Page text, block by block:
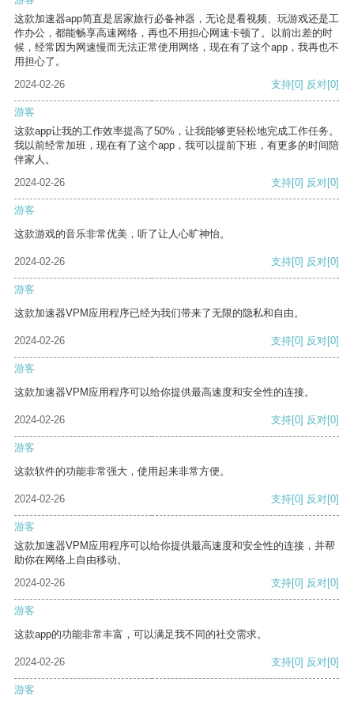
这款加速器app简直是居家旅行必备神器，无论是看视频、玩游戏还是工
作办公，都能畅享高速网络，再也不用担心网速卡顿了。以前出差的时
候，经常因为网速慢而无法正常使用网络，现在有了这个app，我再也不
用担心了。
2024-02-26
支持[0] 反对[0]
游客
这款app让我的工作效率提高了50%，让我能够更轻松地完成工作任务。
我以前经常加班，现在有了这个app，我可以提前下班，有更多的时间陪
伴家人。
2024-02-26
支持[0] 反对[0]
游客
这款游戏的音乐非常优美，听了让人心旷神怡。
2024-02-26 支持[0] 反对[0]
游客
这款加速器VPM应用程序已经为我们带来了无限的隐私和自由。
2024-02-26 支持[0] 反对[0]
游客
这款加速器VPM应用程序可以给你提供最高速度和安全性的连接。
2024-02-26 支持[0] 反对[0]
游客
这款软件的功能非常强大，使用起来非常方便。
2024-02-26 支持[0] 反对[0]
游客
这款加速器VPM应用程序可以给你提供最高速度和安全性的连接，并帮
助你在网络上自由移动。
2024-02-26
支持[0] 反对[0]
游客
这款app的功能非常丰富，可以满足我不同的社交需求。
2024-02-26 支持[0] 反对[0]
游客